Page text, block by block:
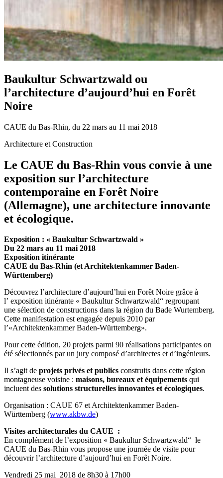
Baukultur Schwartzwald ou
l’architecture d’aujourd’hui en Forêt
Noire
CAUE du Bas-Rhin, du 22 mars au 11 mai 2018
Architecture et Construction
Le CAUE du Bas-Rhin vous convie à une
exposition sur l’architecture
contemporaine en Forêt Noire
(Allemagne), une architecture innovante
et écologique.
Exposition : « Baukultur Schwartzwald »
Du 22 mars au 11 mai 2018
Exposition itinérante
CAUE du Bas-Rhin (et Architektenkammer Baden-
Württemberg)
Découvrez l’architecture d’aujourd’hui en Forêt Noire grâce à
l’ exposition itinérante « Baukultur Schwartzwald“ regroupant
une sélection de constructions dans la région du Bade Wurtemberg.
Cette manifestation est engagée depuis 2010 par
l’«Architektenkammer Baden-Württemberg».
Pour cette édition, 20 projets parmi 90 réalisations participantes on
été sélectionnés par un jury composé d’architectes et d’ingénieurs.
Il s’agit de projets privés et publics construits dans cette région
montagneuse voisine : maisons, bureaux et équipements qui
incluent des solutions structurelles innovantes et écologiques.
Organisation : CAUE 67 et Architektenkammer Baden-
Württemberg (www.akbw.de)
Visites architecturales du CAUE :
En complément de l’exposition « Baukultur Schwartzwald“ le
CAUE du Bas-Rhin vous propose une journée de visite pour
découvrir l’architecture d’aujourd’hui en Forêt Noire.
Vendredi 25 mai 2018 de 8h30 à 17h00